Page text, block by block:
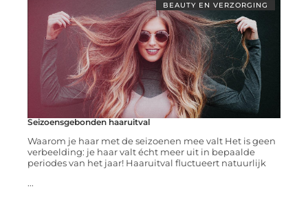
BEAUTY EN VERZORGING
Seizoensgebonden haaruitval
Waarom je haar met de seizoenen mee valt Het is geen
verbeelding: je haar valt écht meer uit in bepaalde
periodes van het jaar! Haaruitval fluctueert natuurlijk
...